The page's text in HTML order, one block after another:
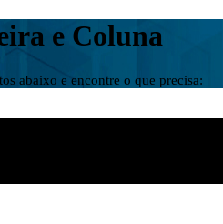
e Coluna
abaixo e encontre o que precisa: